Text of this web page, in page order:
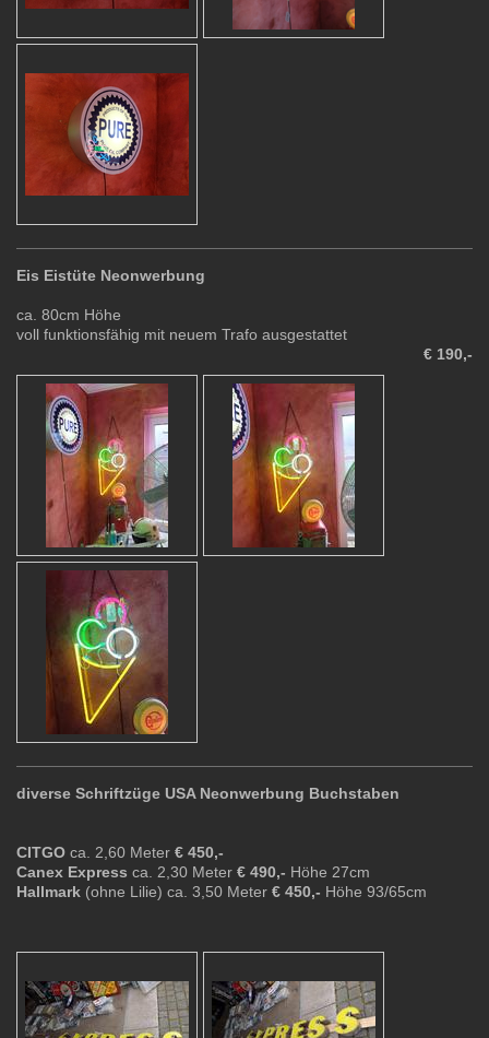
Eis Eistüte Neonwerbung
ca. 80cm Höhe
voll funktionsfähig mit neuem Trafo ausgestattet
€ 190,-
diverse Schriftzüge USA Neonwerbung Buchstaben
CITGO ca. 2,60 Meter € 450,-
Canex Express ca. 2,30 Meter € 490,- Höhe 27cm
Hallmark (ohne Lilie) ca. 3,50 Meter € 450,- Höhe 93/65cm